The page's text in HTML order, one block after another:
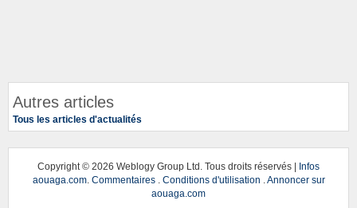
Autres articles
Tous les articles d'actualités
Copyright © 2026 Weblogy Group Ltd. Tous droits réservés | Infos
aouaga.com. Commentaires. Conditions d'utilisation
Annoncer sur
aouaga.com